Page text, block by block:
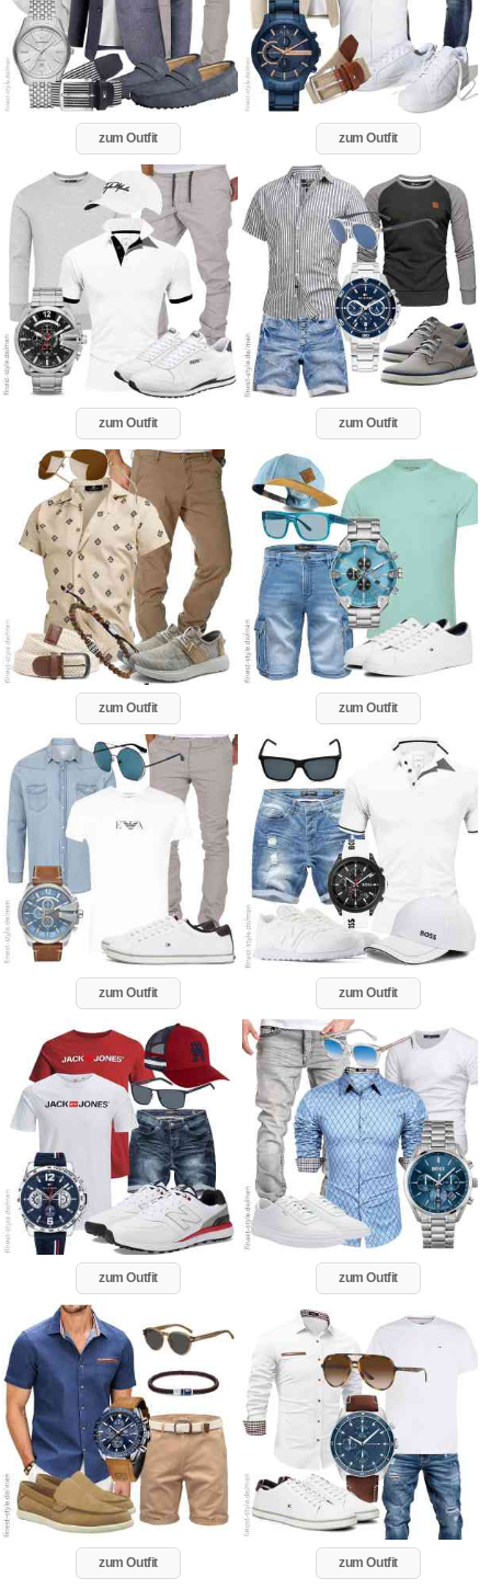
zum Outfit zum Outfit
zum Outfit zum Outfit
zum Outfit zum Outfit
zum Outfit zum Outfit
zum Outfit zum Outfit
zum Outfit zum Outfit